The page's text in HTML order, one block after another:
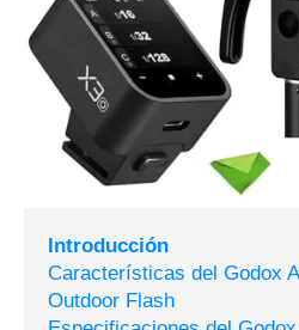
Introducción
Características del Godox
Outdoor Flash